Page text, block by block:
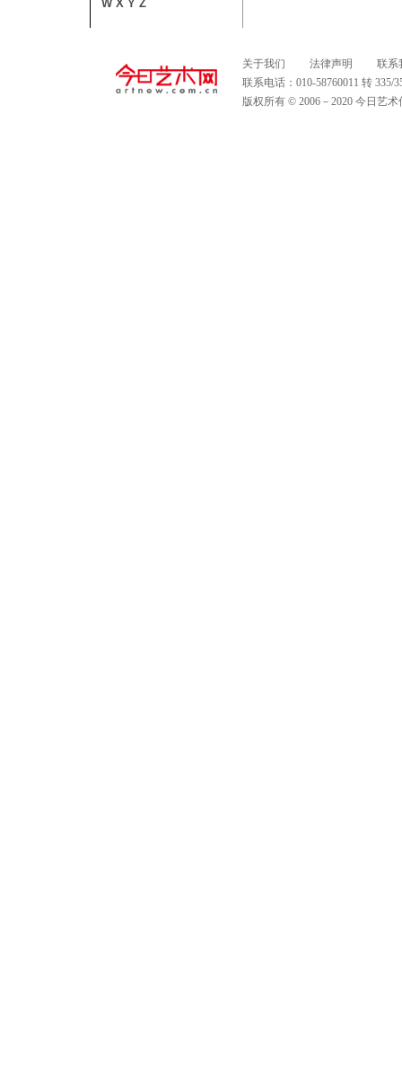
W X Y Z
关于我们 法律声明
联系
联系电话：010-58760011 转
版权所有 © 2006－2020 今日艺